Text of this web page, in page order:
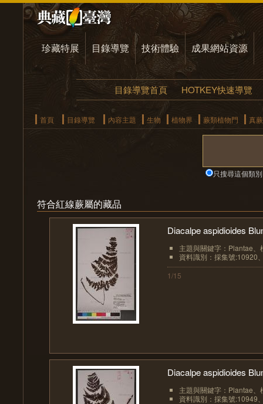
珍藏特展 目錄導覽 技術體驗 成果網站資源
目錄導覽首頁 HOTKEY快速導覽
首頁 目錄導覽 內容主題 生物 植物界 蕨類植物門 真
只搜尋這個類別
符合紅線蕨屬的藏品
Diacalpe aspidioides
主題與關鍵字：Plantae
資料識別：採集號:10920
1/15
Diacalpe aspidioides
主題與關鍵字：Plantae
資料識別：採集號:10949